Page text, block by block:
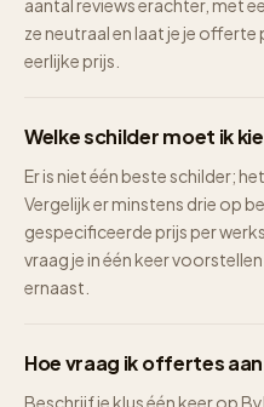
aantal reviews erachter, met
ze neutraal en laat je je
eerlijke prijs.
Welke schilder moet ik
Er is niet één beste schilder;
Vergelijk er minstens drie op
gespecificeerde prijs per
vraag je in één keer
ernaast.
Hoe vraag ik offertes
Beschrijf je klus één keer op